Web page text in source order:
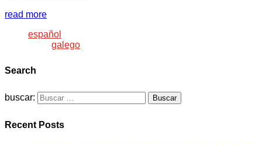
read more
español
galego
Search
buscar:
Recent Posts